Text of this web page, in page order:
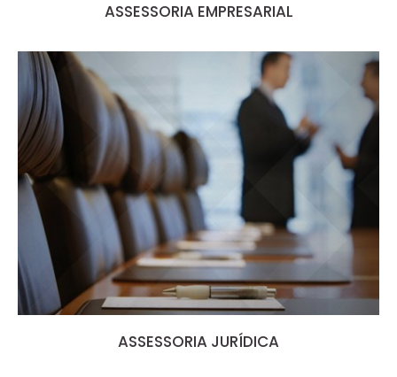
ASSESSORIA EMPRESARIAL
ASSESSORIA JURÍDICA